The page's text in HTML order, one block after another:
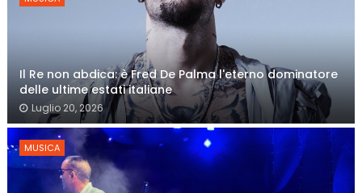
Il Re non abdica: è Fred De Palma l'eterno dominatore
delle ultime estati italiane
Luglio 20, 2026
MUSICA